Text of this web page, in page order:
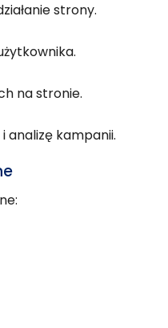
strony.
na stronie.
analizę kampanii.